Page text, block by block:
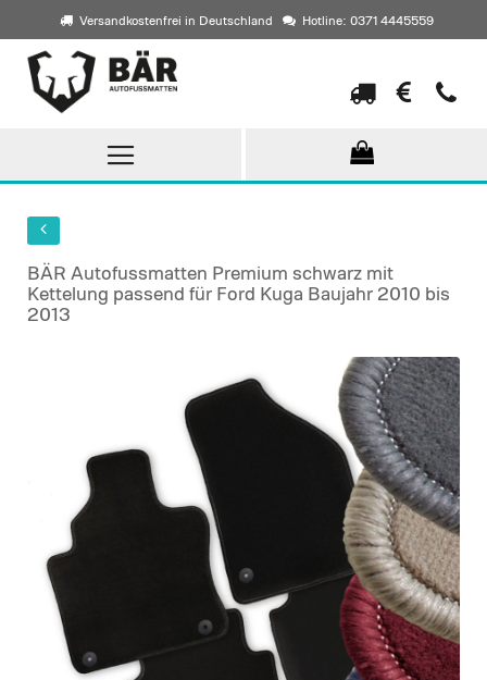
Versandkostenfrei in Deutschland Hotline: 0371 4445559
Direkt
zum
Inhalt
BÄR Autofussmatten Premium schwarz mit
Kettelung passend für Ford Kuga Baujahr 2010 bis
2013
images
gallery